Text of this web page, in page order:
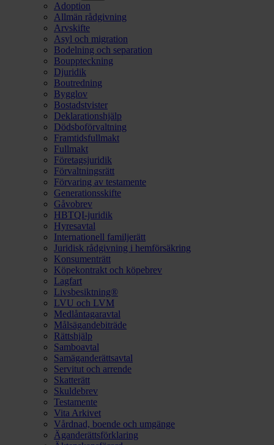
Adoption
Allmän rådgivning
Arvskifte
Asyl och migration
Bodelning och separation
Bouppteckning
Djuridik
Boutredning
Bygglov
Bostadstvister
Deklarationshjälp
Dödsboförvaltning
Framtidsfullmakt
Fullmakt
Företagsjuridik
Förvaltningsrätt
Förvaring av testamente
Generationsskifte
Gåvobrev
HBTQI-juridik
Hyresavtal
Internationell familjerätt
Juridisk rådgivning i hemförsäkring
Konsumenträtt
Köpekontrakt och köpebrev
Lagfart
Livsbesiktning®
LVU och LVM
Medlåntagaravtal
Målsägandebiträde
Rättshjälp
Samboavtal
Samäganderättsavtal
Servitut och arrende
Skatterätt
Skuldebrev
Testamente
Vita Arkivet
Vårdnad, boende och umgänge
Äganderättsförklaring